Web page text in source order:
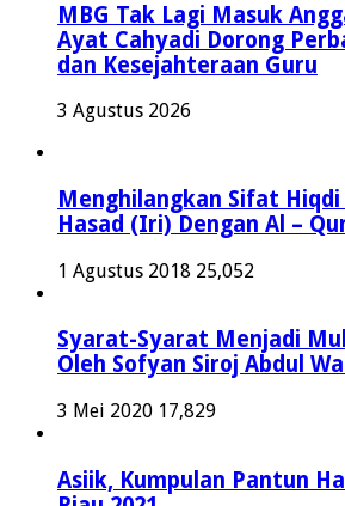
MBG Tak Lagi Masuk
Ayat Cahyadi Dorong
dan Kesejahteraan Guru
3 Agustus 2026
Menghilangkan Sifat Hiqdi
Hasad (Iri) Dengan Al –
1 Agustus 2018 25,052
Syarat-Syarat Menjadi
Oleh Sofyan Siroj Abdul
3 Mei 2020 17,829
Asiik, Kumpulan Pantun